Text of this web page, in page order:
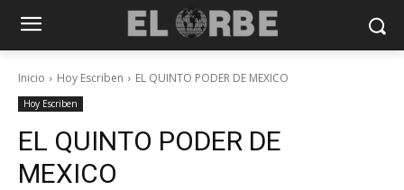
Inicio Hoy Escriben EL QUINTO PODER DE MEXICO
Hoy Escriben
EL QUINTO PODER DE
MEXICO